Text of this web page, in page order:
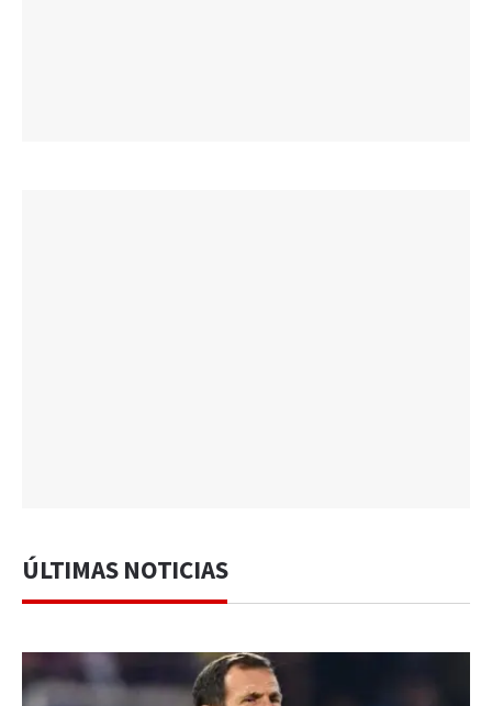
ÚLTIMAS NOTICIAS